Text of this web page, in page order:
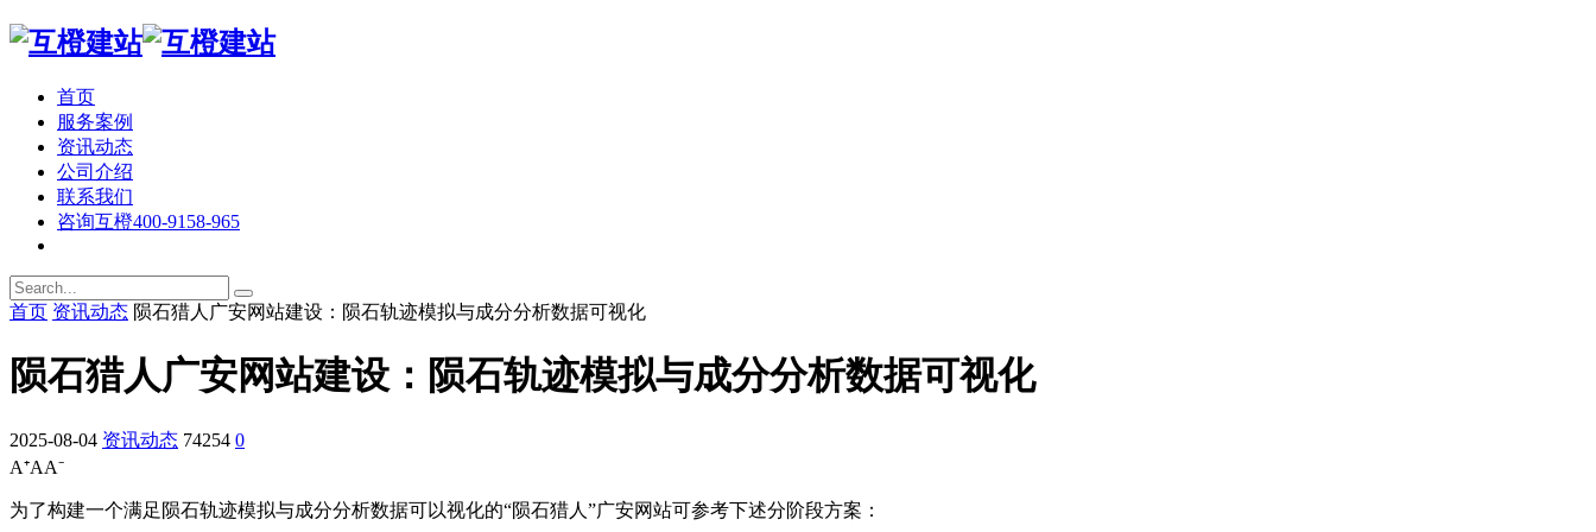
首页
服务案例
资讯动态
公司介绍
联系我们
咨询互橙400-9158-965
首页 资讯动态 陨石猎人广安网站建设：陨石轨迹模拟与成分分析数据可视化
陨石猎人广安网站建设：陨石轨迹模拟与成分分析数据可视化
2025-08-04 资讯动态 74254 0
A⁺AA⁻
为了构建一个满足陨石轨迹模拟与成分分析数据可以视化的“陨石猎人”广安网站可参考下述分阶段方案：